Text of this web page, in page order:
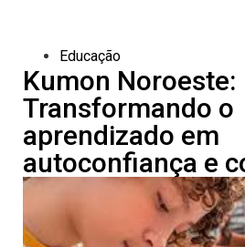
Educação
Kumon Noroeste:
Transformando o
aprendizado em
autoconfiança e